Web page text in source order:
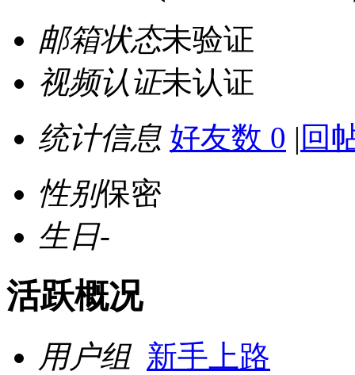
邮箱状态未验证
视频认证未认证
统计信息 好友数 0 | 回
性别保密
生日-
活跃概况
用户组 新手上路